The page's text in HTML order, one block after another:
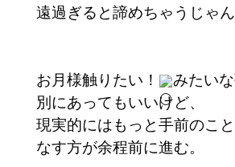
遠過ぎると諦めちゃうじゃん
お月様触りたい！
みたい
別にあってもいいけど、
現実的にはもっと手前のこ
なす方が余程前に進む。